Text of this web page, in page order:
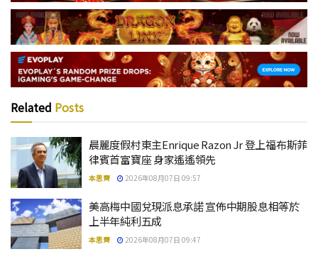
Related Posts
晨麗度假村東主Enrique Razon Jr 登上福布斯菲
律賓首富寶座 身家遙遙領先
本思齊 2026年08月07日 09:57
美高梅中國兌現派息承諾 宣佈中期股息相等於
上半年純利五成
本思齊 2026年08月07日 09:47